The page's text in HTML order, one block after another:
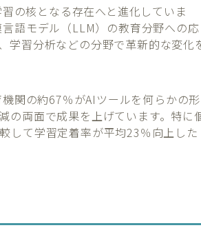
の核となる存在へと進化していま
語モデル（LLM）の教育分野への応
学習分析などの分野で革新的な変化
関の約67％がAIツールを何らかの形
の両面で成果を上げています。特に
して学習定着率が平均23％向上した